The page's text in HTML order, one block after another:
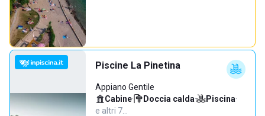
Piscine La Pinetina
Appiano Gentile
Cabine· Doccia calda· Piscina·
e altri 7…